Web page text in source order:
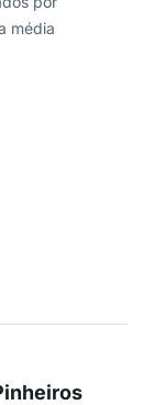
média